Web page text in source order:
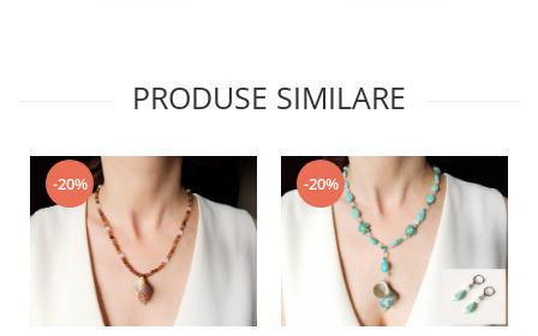
PRODUSE SIMILARE
-20% -20%